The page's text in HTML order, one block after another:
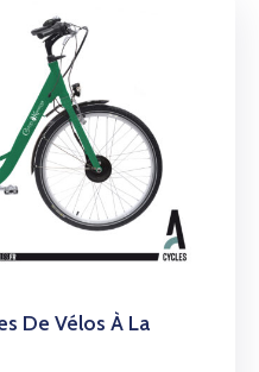
De Vélos À La